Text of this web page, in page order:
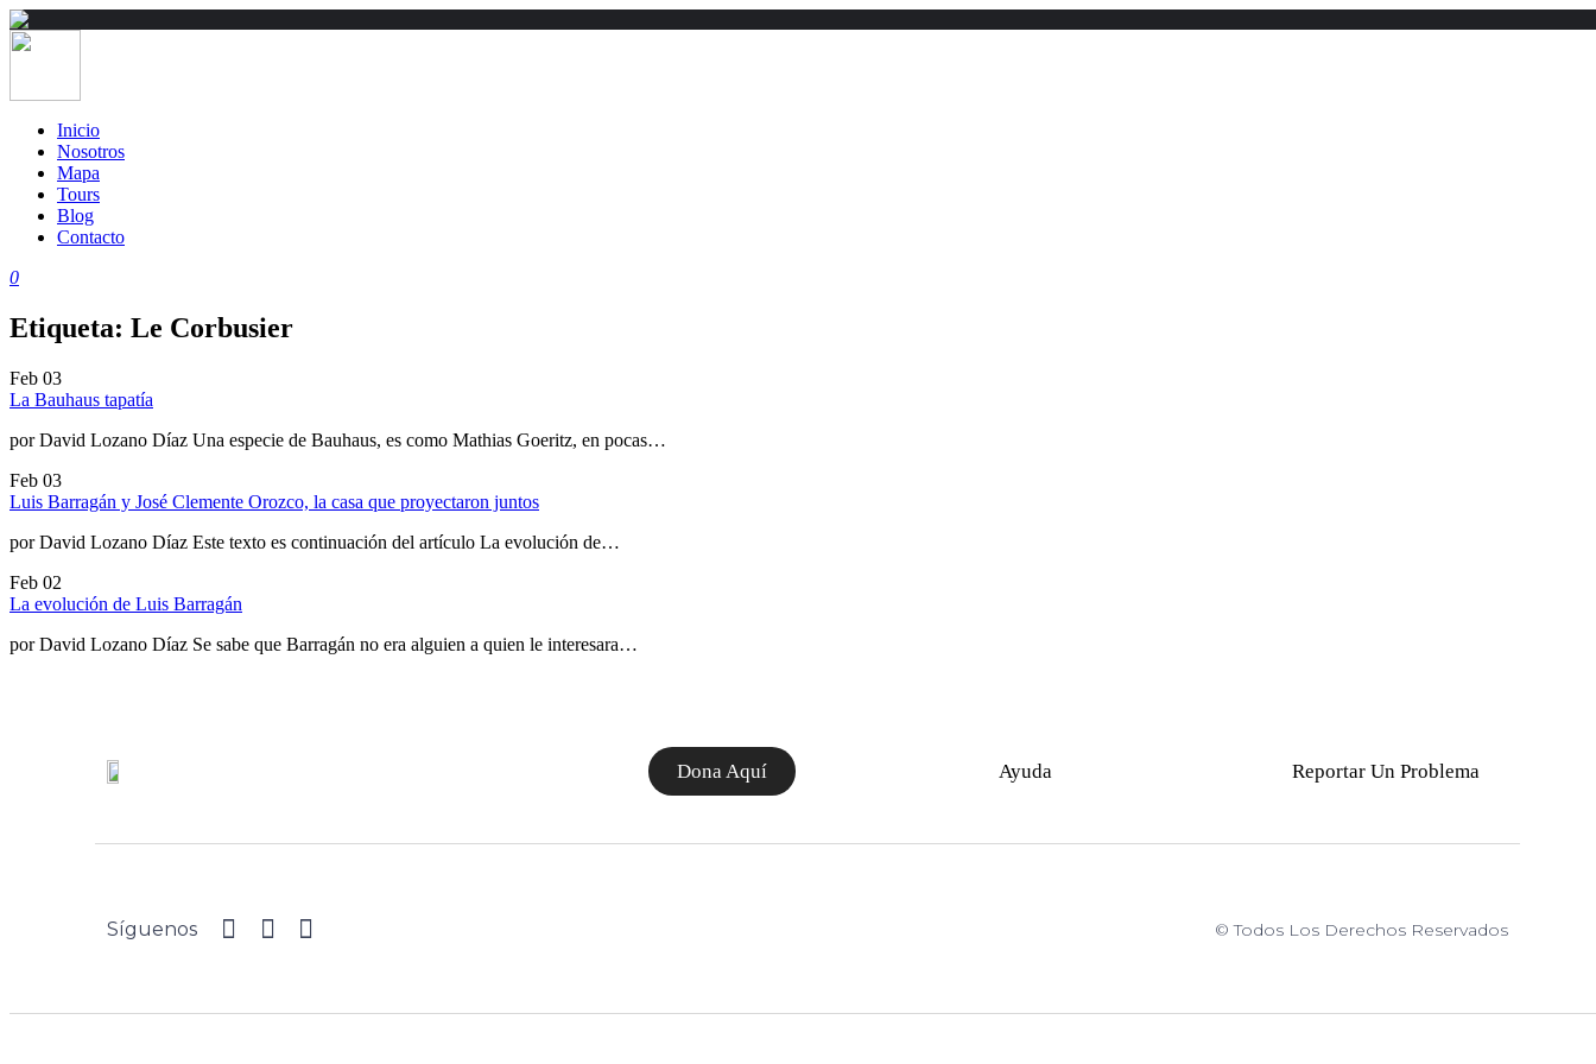
Inicio
Nosotros
Mapa
Tours
Blog
Contacto
0
Etiqueta: Le Corbusier
Feb 03
La Bauhaus tapatía
por David Lozano Díaz Una especie de Bauhaus, es como Mathias Goeritz, en pocas…
Feb 03
Luis Barragán y José Clemente Orozco, la casa que proyectaron juntos
por David Lozano Díaz Este texto es continuación del artículo La evolución de…
Feb 02
La evolución de Luis Barragán
por David Lozano Díaz Se sabe que Barragán no era alguien a quien le interesara…
Dona Aquí Ayuda Reportar Un Problema
Síguenos © Todos Los Derechos Reservados